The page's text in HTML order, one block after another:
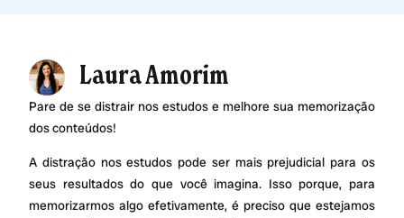
Laura Amorim
Pare de se distrair nos estudos e melhore sua memorização
dos conteúdos!
A distração nos estudos pode ser mais prejudicial para os
seus resultados do que você imagina. Isso porque, para
memorizarmos algo efetivamente, é preciso que estejamos